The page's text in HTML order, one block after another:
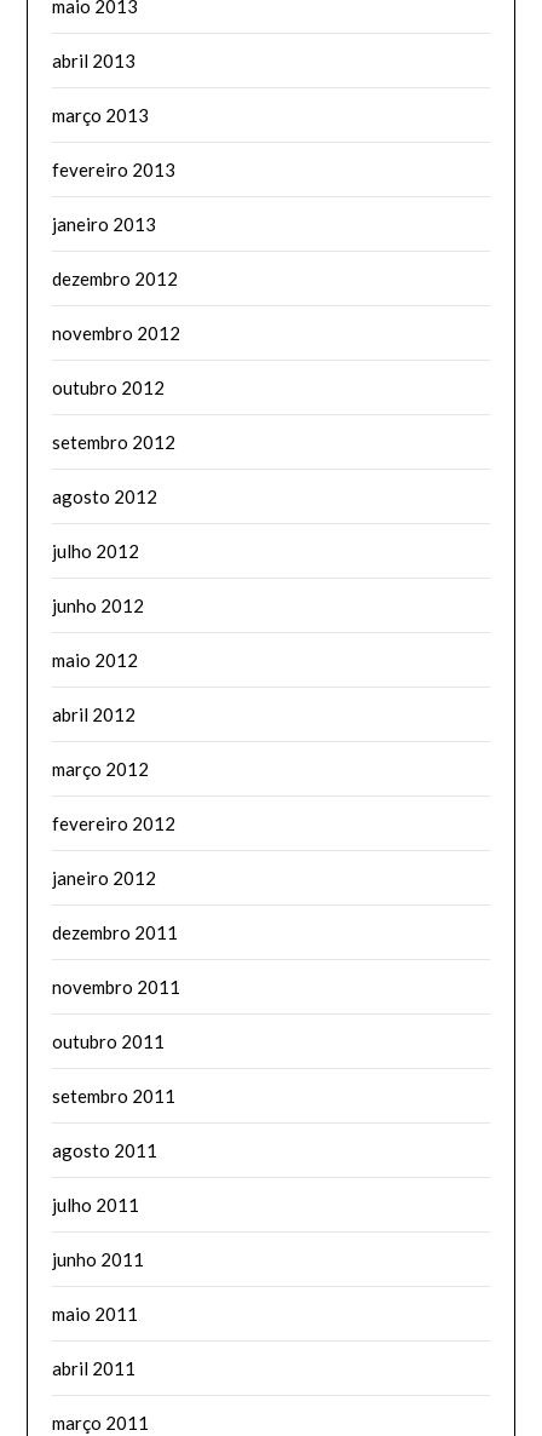
maio 2013
abril 2013
março 2013
fevereiro 2013
janeiro 2013
dezembro 2012
novembro 2012
outubro 2012
setembro 2012
agosto 2012
julho 2012
junho 2012
maio 2012
abril 2012
março 2012
fevereiro 2012
janeiro 2012
dezembro 2011
novembro 2011
outubro 2011
setembro 2011
agosto 2011
julho 2011
junho 2011
maio 2011
abril 2011
março 2011